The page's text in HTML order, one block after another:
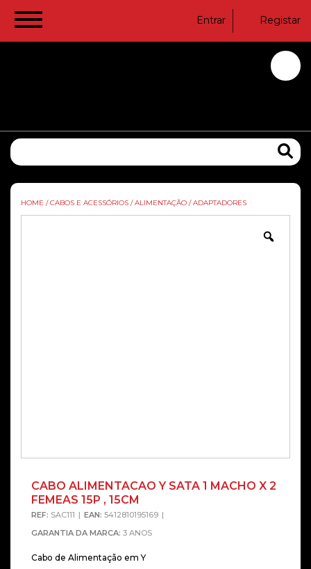
Entrar Registar
HOME / CABOS E ACESSÓRIOS / ALIMENTAÇÃO / ADAPTADORES
CABO ALIMENTACAO Y SATA 1 MACHO X 2
FEMEAS 15P , 15CM
REF: SAC111 EAN: 5412810195169
GARANTIA DA MARCA: 3 ANOS
Cabo de Alimentação em Y